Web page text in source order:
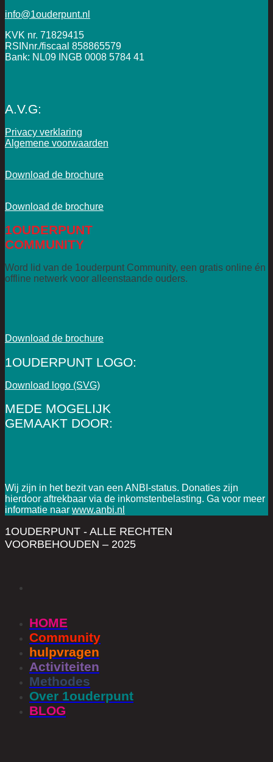
info@1ouderpunt.nl
KVK nr. 71829415
RSINnr./fiscaal 858865579
Bank: NL09 INGB 0008 5784 41
A.V.G:
Privacy verklaring
Algemene voorwaarden
Download de brochure
Download de brochure
1OUDERPUNT
COMMUNITY
Word lid van de 1ouderpunt Community, een gratis online én
offline netwerk voor alleenstaande ouders.
Download de brochure
1OUDERPUNT LOGO:
Download logo (SVG)
MEDE MOGELIJK
GEMAAKT DOOR:
Wij zijn in het bezit van een ANBI-status. Donaties zijn
hierdoor aftrekbaar via de inkomstenbelasting. Ga voor meer
informatie naar www.anbi.nl
1OUDERPUNT - ALLE RECHTEN
VOORBEHOUDEN – 2025
HOME
Community
hulpvragen
Activiteiten
Methodes
Over 1ouderpunt
BLOG